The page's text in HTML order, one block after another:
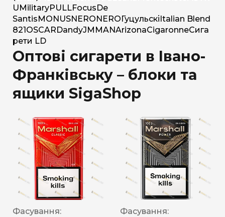
U MilitaryPULLFocus De
Santis MONUSNERO NERO Гуцульскі Italian Blend
821 OSCAR DandyJM MANArizonaCigaronneСига
рети LD
Оптові сигарети в Івано-
Франківську – блоки та
ящики SigaShop
Фасування:
Фасування: